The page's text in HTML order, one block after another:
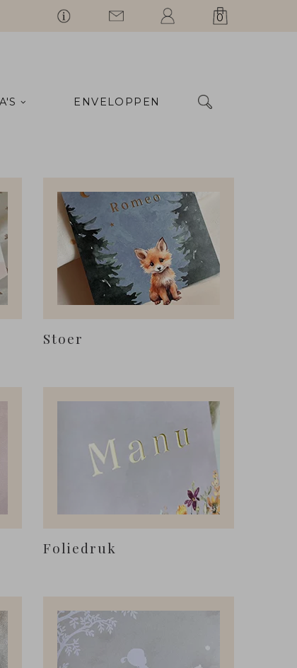
0
ENVELOPPEN
Stoer
Foliedruk